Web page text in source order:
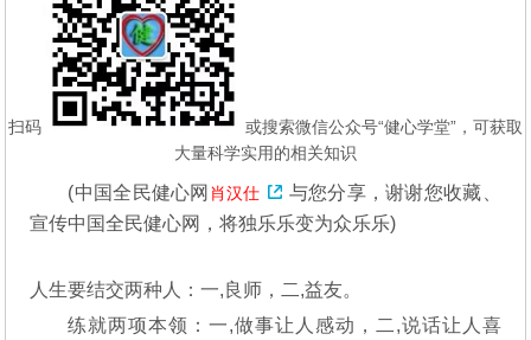
养
扫码
或搜索微信公众号“健心学堂”，可获取
大量科学实用的相关知识
(中国全民健心网 肖汉仕
与您分享，谢谢您收藏、
宣传中国全民健心网，将独乐乐变为众乐乐)
人生要结交两种人：一,良师，二,益友。
练就两项本领：一,做事让人感动，二,说话让人喜